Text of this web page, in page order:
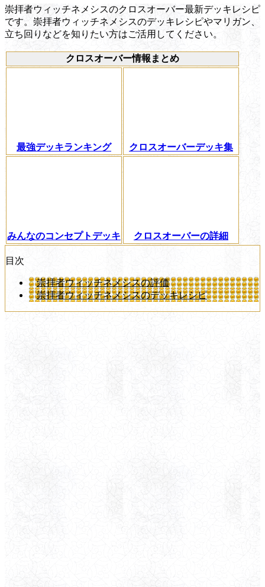
崇拝者ウィッチネメシスのクロスオーバー最新デッキレシピ
です。崇拝者ウィッチネメシスのデッキレシピやマリガン、
立ち回りなどを知りたい方はご活用してください。
クロスオーバー情報まとめ
最強デッキランキング クロスオーバーデッキ集
みんなのコンセプトデッキ クロスオーバーの詳細
目次
崇拝者ウィッチネメシスの評価
崇拝者ウィッチネメシスのデッキレシピ